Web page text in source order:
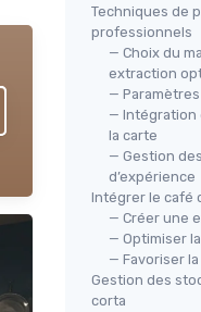
Techniques de
professionnels
— Choix du
extraction
—
— Intégration
la carte
— Gestion
d’expérience
Intégrer le café
— Créer une
— Optimiser
— Favoriser
Gestion des
corta